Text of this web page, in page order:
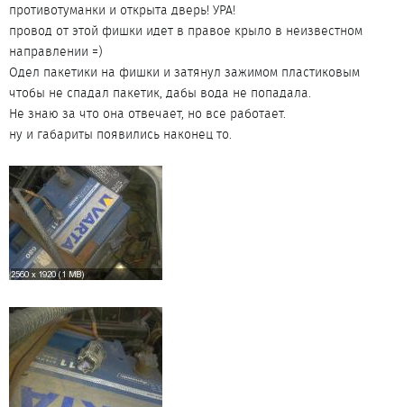
противотуманки и открыта дверь! УРА!
провод от этой фишки идет в правое крыло в неизвестном
направлении =)
Одел пакетики на фишки и затянул зажимом пластиковым
чтобы не спадал пакетик, дабы вода не попадала.
Не знаю за что она отвечает, но все работает.
ну и габариты появились наконец то.